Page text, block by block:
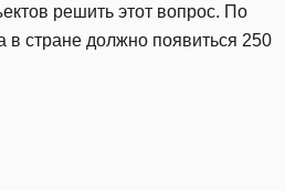
решить этот вопрос. По
в стране должно появиться 250